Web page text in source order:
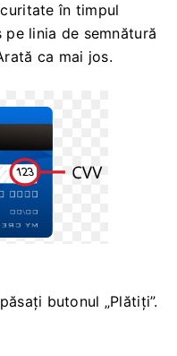
în timpul
linia de semnătură
ca mai jos.
butonul „Plătiți”.